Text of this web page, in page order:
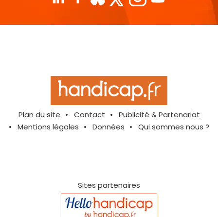
Plan du site Contact
Publicité & Partenariat
Mentions légales
Données Qui sommes nous ?
Sites partenaires